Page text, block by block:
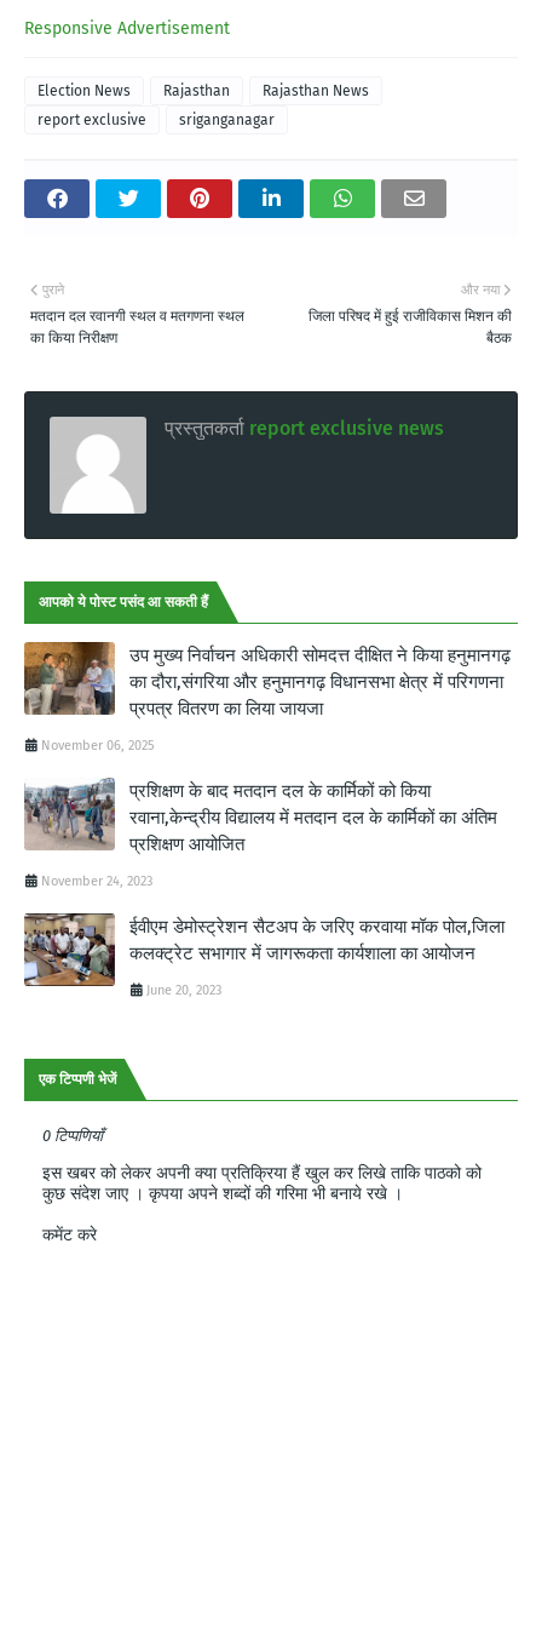
Responsive Advertisement
Election News Rajasthan
Rajasthan News
report exclusive
sriganganagar
और नया
जिला परिषद में हुई राजीविकास मिशन की
बैठक
पुराने
मतदान दल रवानगी स्थल व मतगणना स्थल
का किया निरीक्षण
प्रस्तुतकर्ता report exclusive news
आपको ये पोस्ट पसंद आ सकती हैं
उप मुख्य निर्वाचन अधिकारी सोमदत्त दीक्षित ने किया हनुमानगढ़
का दौरा,संगरिया और हनुमानगढ़ विधानसभा क्षेत्र में परिगणना
प्रपत्र वितरण का लिया जायजा
November 06, 2025
प्रशिक्षण के बाद मतदान दल के कार्मिकों को किया
रवाना,केन्द्रीय विद्यालय में मतदान दल के कार्मिकों का अंतिम
प्रशिक्षण आयोजित
November 24, 2023
ईवीएम डेमोस्ट्रेशन सैटअप के जरिए करवाया मॉक पोल,जिला
कलक्ट्रेट सभागार में जागरूकता कार्यशाला का आयोजन
June 20, 2023
एक टिप्पणी भेजें
0 टिप्पणियाँ
इस खबर को लेकर अपनी क्या प्रतिक्रिया हैं खुल कर लिखे ताकि पाठको को
कुछ संदेश जाए । कृपया अपने शब्दों की गरिमा भी बनाये रखे ।
कमेंट करे